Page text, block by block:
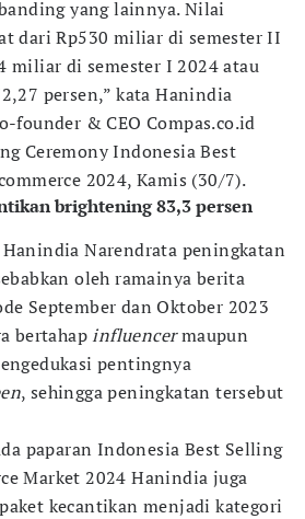
yang lainnya. Nilai
dari Rp530 miliar di semester II
miliar di semester I 2024 atau
persen,” kata Hanindia
founder & CEO Compas.co.id
Ceremony Indonesia Best
2024, Kamis (30/7).
brightening 83,3 persen
Narendrata peningkatan
oleh ramainya berita
September dan Oktober 2023
bertahapinfluencermaupun
pentingnya
, sehingga peningkatan tersebut
paparan Indonesia Best Selling
Market 2024 Hanindia juga
kecantikan menjadi kategori